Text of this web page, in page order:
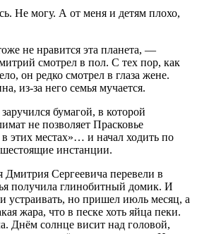
Не могу. А от меня и детям плохо,
не нравится эта планета, —
смотрел в пол. С тех пор, как
он редко смотрел в глаза жене.
из-за него семья мучается.
бумагой, в которой
не позволяет Прасковье
этих местах»… и начал ходить по
инстанции.
Сергеевича перевели в
получила глинобитный домик. И
устраивать, но пришел июль месяц, а
жара, что в песке хоть яйца пеки.
Днём солнце висит над головой,